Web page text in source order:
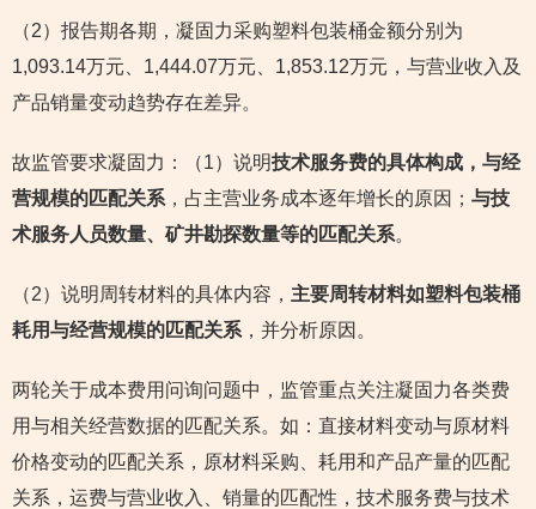
（2）报告期各期，凝固力采购塑料包装桶金额分别为
1,093.14万元、1,444.07万元、1,853.12万元，与营业收入及
产品销量变动趋势存在差异。
故监管要求凝固力：（1）说明技术服务费的具体构成，与经
营规模的匹配关系 ，占主营业务成本逐年增长的原因； 与技
术服务人员数量、矿井勘探数量等的匹配关系。
（2）说明周转材料的具体内容， 主要周转材料如塑料包装桶
耗用与经营规模的匹配关系 ，并分析原因。
两轮关于成本费用问询问题中，监管重点关注凝固力各类费
用与相关经营数据的匹配关系。如：直接材料变动与原材料
价格变动的匹配关系，原材料采购、耗用和产品产量的匹配
关系，运费与营业收入、销量的匹配性，技术服务费与技术